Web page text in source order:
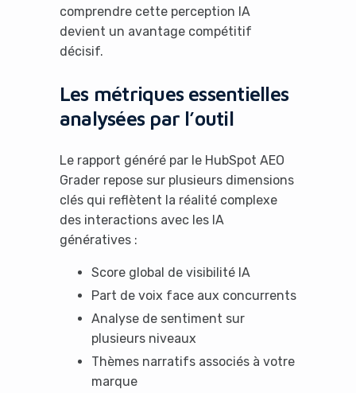
comprendre cette perception IA
devient un avantage compétitif
décisif.
Les métriques essentielles
analysées par l’outil
Le rapport généré par le HubSpot AEO
Grader repose sur plusieurs dimensions
clés qui reflètent la réalité complexe
des interactions avec les IA
génératives :
Score global de visibilité IA
Part de voix face aux concurrents
Analyse de sentiment sur
plusieurs niveaux
Thèmes narratifs associés à votre
marque